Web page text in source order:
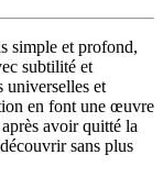
simple et profond,
subtilité et
universelles et
en font une œuvre
avoir quitté la
sans plus